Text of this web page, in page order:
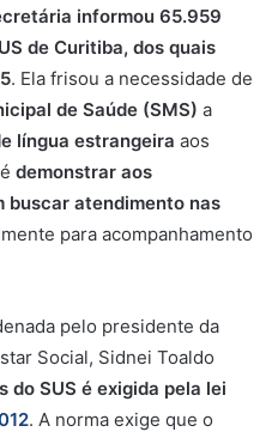
informou 65.959
de Curitiba, dos quais
. Ela frisou a necessidade de
de Saúde (SMS) a
língua estrangeira aos
demonstrar aos
buscar atendimento nas
para acompanhamento
pelo presidente da
Social, Sidnei Toaldo
do SUS é exigida pela lei
. A norma exige que o